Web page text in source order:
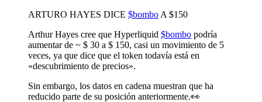
ARTURO HAYES DICE $bombo A $150
Arthur Hayes cree que Hyperliquid $bombo podría
aumentar de ~ $ 30 a $ 150, casi un movimiento de 5
veces, ya que dice que el token todavía está en
«descubrimiento de precios».
Sin embargo, los datos en cadena muestran que ha
reducido parte de su posición anteriormente.👀